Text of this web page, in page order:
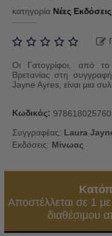
κατηγορία Νέες Εκδόσεις
Οι Γατογρίφοι, από
Βρετανίας στη
Jayne Ayres, είναι μια
Κωδικός:
Συγγραφέας: Laura
Εκδόσεις: Μίνωας
Αποστέλλεται σε 1
διαθέσιμου